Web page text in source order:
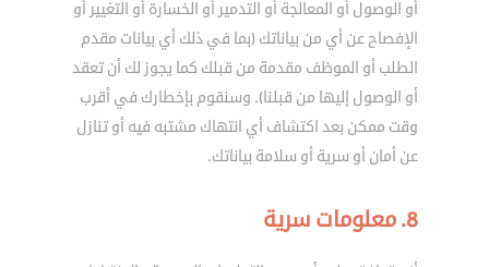
أو الوصول أو المعالجة أو التدمير أو الخسارة أو التغيير أو
الإفصاح عن أي من بياناتك (بما في ذلك أي بيانات مقدم
الطلب أو الموظف مقدمة من قبلك كما يجوز لك أن تعقد
أو الوصول إليها من قبلنا). وسنقوم بإخطارك في أقرب
وقت ممكن بعد اكتشاف أي انتهاك مشتبه فيه أو تنازل
عن أمان أو سرية أو سلامة بياناتك.
8. معلومات سرية